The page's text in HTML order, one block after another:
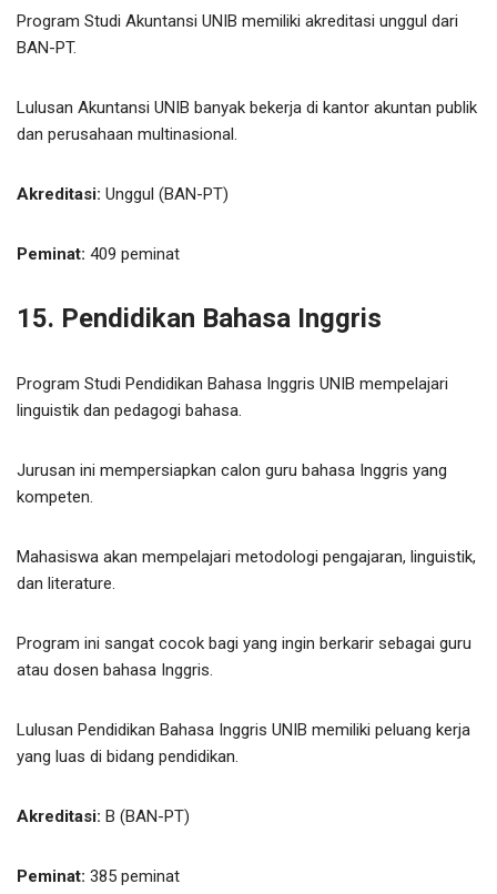
Program Studi Akuntansi UNIB memiliki akreditasi unggul dari
BAN-PT.
Lulusan Akuntansi UNIB banyak bekerja di kantor akuntan publik
dan perusahaan multinasional.
Akreditasi: Unggul (BAN-PT)
Peminat: 409 peminat
15. Pendidikan Bahasa Inggris
Program Studi Pendidikan Bahasa Inggris UNIB mempelajari
linguistik dan pedagogi bahasa.
Jurusan ini mempersiapkan calon guru bahasa Inggris yang
kompeten.
Mahasiswa akan mempelajari metodologi pengajaran, linguistik,
dan literature.
Program ini sangat cocok bagi yang ingin berkarir sebagai guru
atau dosen bahasa Inggris.
Lulusan Pendidikan Bahasa Inggris UNIB memiliki peluang kerja
yang luas di bidang pendidikan.
Akreditasi: B (BAN-PT)
Peminat: 385 peminat